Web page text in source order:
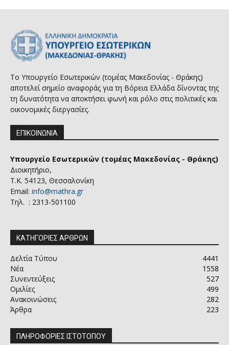
Το Υπουργείο Εσωτερικών (τομέας Μακεδονίας - Θράκης)
αποτελεί σημείο αναφοράς για τη Βόρεια Ελλάδα δίνοντας της
τη δυνατότητα να αποκτήσει φωνή και ρόλο στις πολιτικές και
οικονομικές διεργασίες.
ΕΠΙΚΟΙΝΩΝΙΑ
Υπουργείο Εσωτερικών (τομέας Μακεδονίας - Θράκης)
Διοικητήριο,
Τ.Κ. 54123, Θεσσαλονίκη
Email: info@mathra.gr
Τηλ. : 2313-501100
ΚΑΤΗΓΟΡΙΕΣ ΑΡΘΡΩΝ
Δελτία Τύπου
4441
Νέα
1558
Συνεντεύξεις
527
Ομιλίες
499
Ανακοινώσεις
282
Άρθρα
223
ΠΛΗΡΟΦΟΡΙΕΣ ΙΣΤΟΤΟΠΟΥ